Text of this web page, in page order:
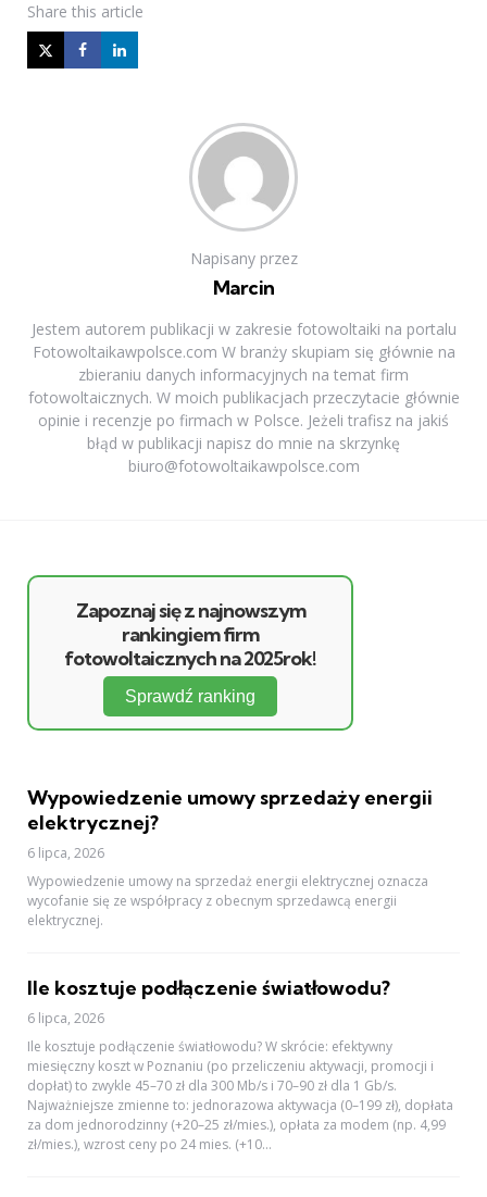
Share this article
Napisany przez
Marcin
Jestem autorem publikacji w zakresie fotowoltaiki na portalu
Fotowoltaikawpolsce.com W branży skupiam się głównie na
zbieraniu danych informacyjnych na temat firm
fotowoltaicznych. W moich publikacjach przeczytacie głównie
opinie i recenzje po firmach w Polsce. Jeżeli trafisz na jakiś
błąd w publikacji napisz do mnie na skrzynkę
biuro@fotowoltaikawpolsce.com
Zapoznaj się z najnowszym
rankingiem firm
fotowoltaicznych na 2025rok!
Sprawdź ranking
Wypowiedzenie umowy sprzedaży energii
elektrycznej?
6 lipca, 2026
Wypowiedzenie umowy na sprzedaż energii elektrycznej oznacza
wycofanie się ze współpracy z obecnym sprzedawcą energii
elektrycznej.
Ile kosztuje podłączenie światłowodu?
6 lipca, 2026
Ile kosztuje podłączenie światłowodu? W skrócie: efektywny
miesięczny koszt w Poznaniu (po przeliczeniu aktywacji, promocji i
dopłat) to zwykle 45–70 zł dla 300 Mb/s i 70–90 zł dla 1 Gb/s.
Najważniejsze zmienne to: jednorazowa aktywacja (0–199 zł), dopłata
za dom jednorodzinny (+20–25 zł/mies.), opłata za modem (np. 4,99
zł/mies.), wzrost ceny po 24 mies. (+10...